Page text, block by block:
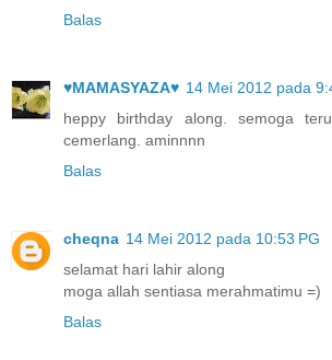
Balas
♥MAMASYAZA♥ 14 Mei 2012 pada
heppy birthday along. semoga
cemerlang. aminnnn
Balas
cheqna 14 Mei 2012 pada 10:53 PG
selamat hari lahir along
moga allah sentiasa merahmatimu =)
Balas